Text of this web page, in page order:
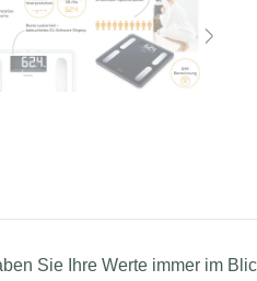
Sie Ihre Werte immer im